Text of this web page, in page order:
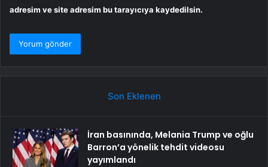
adresim ve site adresim bu tarayıcıya kaydedilsin.
Son Eklenen
İran basınında, Melania Trump ve oğlu
Barron’a yönelik tehdit videosu
yayımlandı